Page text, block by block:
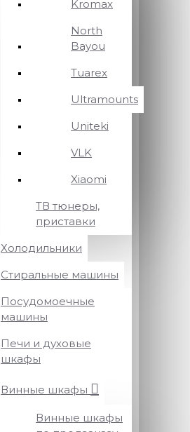
Kromax
North
Bayou
Tuarex
Ultramounts
Uniteki
VLK
Xiaomi
ТВ тюнеры,
приставки
Холодильники
Стиральные машины
Посудомоечные
машины
Печи и духовые
шкафы
Винные шкафы
Винные шкафы